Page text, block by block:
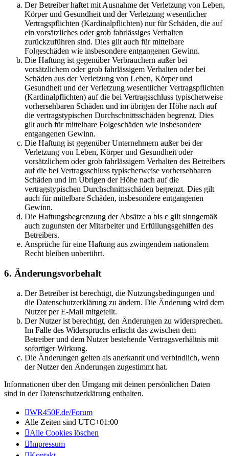
Der Betreiber haftet mit Ausnahme der Verletzung von Leben,
Körper und Gesundheit und der Verletzung wesentlicher
Vertragspflichten (Kardinalpflichten) nur für Schäden, die auf
ein vorsätzliches oder grob fahrlässiges Verhalten
zurückzuführen sind. Dies gilt auch für mittelbare
Folgeschäden wie insbesondere entgangenen Gewinn.
Die Haftung ist gegenüber Verbrauchern außer bei
vorsätzlichem oder grob fahrlässigem Verhalten oder bei
Schäden aus der Verletzung von Leben, Körper und
Gesundheit und der Verletzung wesentlicher Vertragspflichten
(Kardinalpflichten) auf die bei Vertragsschluss typischerweise
vorhersehbaren Schäden und im übrigen der Höhe nach auf
die vertragstypischen Durchschnittsschäden begrenzt. Dies
gilt auch für mittelbare Folgeschäden wie insbesondere
entgangenen Gewinn.
Die Haftung ist gegenüber Unternehmern außer bei der
Verletzung von Leben, Körper und Gesundheit oder
vorsätzlichem oder grob fahrlässigem Verhalten des Betreibers
auf die bei Vertragsschluss typischerweise vorhersehbaren
Schäden und im Übrigen der Höhe nach auf die
vertragstypischen Durchschnittsschäden begrenzt. Dies gilt
auch für mittelbare Schäden, insbesondere entgangenen
Gewinn.
Die Haftungsbegrenzung der Absätze a bis c gilt sinngemäß
auch zugunsten der Mitarbeiter und Erfüllungsgehilfen des
Betreibers.
Ansprüche für eine Haftung aus zwingendem nationalem
Recht bleiben unberührt.
6. Änderungsvorbehalt
Der Betreiber ist berechtigt, die Nutzungsbedingungen und
die Datenschutzerklärung zu ändern. Die Änderung wird dem
Nutzer per E-Mail mitgeteilt.
Der Nutzer ist berechtigt, den Änderungen zu widersprechen.
Im Falle des Widerspruchs erlischt das zwischen dem
Betreiber und dem Nutzer bestehende Vertragsverhältnis mit
sofortiger Wirkung.
Die Änderungen gelten als anerkannt und verbindlich, wenn
der Nutzer den Änderungen zugestimmt hat.
Informationen über den Umgang mit deinen persönlichen Daten
sind in der Datenschutzerklärung enthalten.
WR450F.de/Forum
Alle Zeiten sind UTC+01:00
Alle Cookies löschen
Impressum